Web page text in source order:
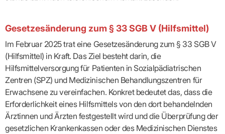
Gesetzesänderung zum § 33 SGB V (Hilfsmittel)
Im Februar 2025 trat eine Gesetzesänderung zum § 33 SGB V
(Hilfsmittel) in Kraft. Das Ziel besteht darin, die
Hilfsmittelversorgung für Patienten in Sozialpädiatrischen
Zentren (SPZ) und Medizinischen Behandlungszentren für
Erwachsene zu vereinfachen. Konkret bedeutet das, dass die
Erforderlichkeit eines Hilfsmittels von den dort behandelnden
Ärztinnen und Ärzten festgestellt wird und die Überprüfung der
gesetzlichen Krankenkassen oder des Medizinischen Dienstes